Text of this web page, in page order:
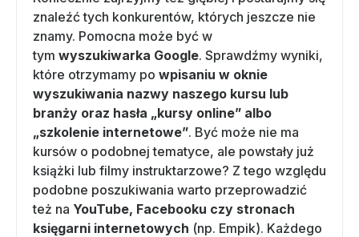
znaleźć tych konkurentów, których jeszcze nie
znamy. Pomocna może być w
tym wyszukiwarka Google. Sprawdźmy wyniki,
które otrzymamy po wpisaniu w oknie
wyszukiwania nazwy naszego kursu lub
branży oraz hasła „kursy online” albo
„szkolenie internetowe”. Być może nie ma
kursów o podobnej tematyce, ale powstały już
książki lub filmy instruktarzowe? Z tego względu
podobne poszukiwania warto przeprowadzić
też na YouTube, Facebooku czy stronach
księgarni internetowych (np. Empik). Każdego